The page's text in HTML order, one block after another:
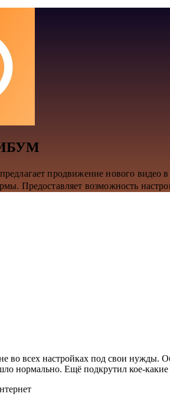
продвижение нового видео
Предоставляет возможность
не во всех настройках под свои
нормально. Ещё подкрутил кое-